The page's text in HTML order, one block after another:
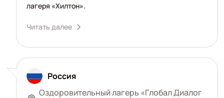
лагеря «Хилтон».
Читать далее
Россия
Оздоровительный лагерь «Глобал Диалог